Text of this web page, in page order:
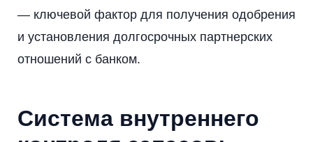
— ключевой фактор для получения одобрения
и установления долгосрочных партнерских
отношений с банком.
Система внутреннего